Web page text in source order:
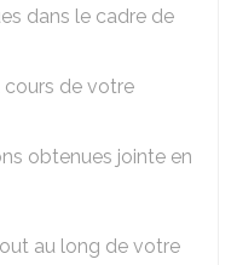
dans le cadre de
cours de votre
obtenues jointe en
au long de votre